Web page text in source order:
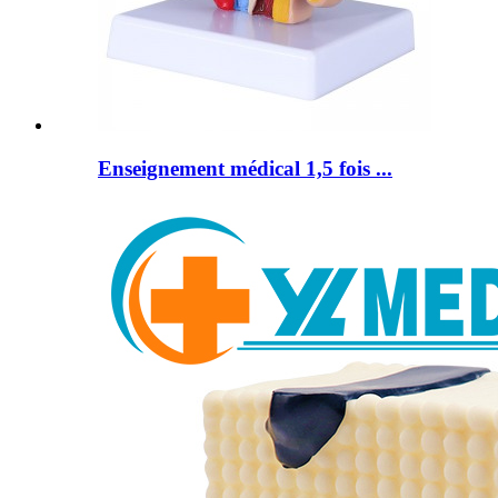
Enseignement médical 1,5 fois ...